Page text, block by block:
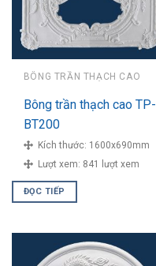
BÔNG TRẦN THẠCH CAO
Bông trần thạch cao TP-
BT200
Kích thước: 1600x690mm
Lượt xem: 841 lượt xem
ĐỌC TIẾP